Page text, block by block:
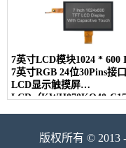
7英寸LCD模块1024 * 600
7英寸RGB 24位30Pins接口
LCD显示触摸屏
LCD（KWH070KQ40-
版权所有 © 2013